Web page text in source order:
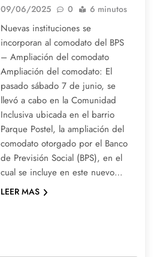
09/06/2025
0 6 minutos
Nuevas instituciones se
incorporan al comodato del BPS
– Ampliación del comodato
Ampliación del comodato: El
pasado sábado 7 de junio, se
llevó a cabo en la Comunidad
Inclusiva ubicada en el barrio
Parque Postel, la ampliación del
comodato otorgado por el Banco
de Previsión Social (BPS), en el
cual se incluye en este nuevo…
LEER MAS